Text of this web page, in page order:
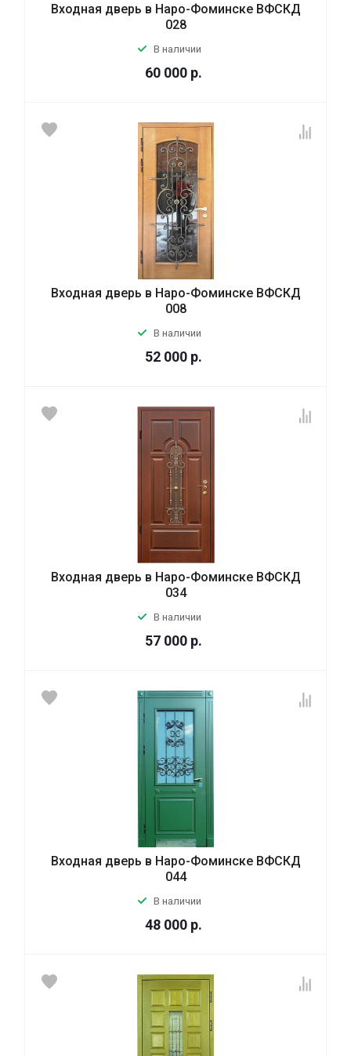
Входная дверь в Наро-Фоминске ВФСКД
028
В наличии
60 000 р.
Входная дверь в Наро-Фоминске ВФСКД
008
В наличии
52 000 р.
Входная дверь в Наро-Фоминске ВФСКД
034
В наличии
57 000 р.
Входная дверь в Наро-Фоминске ВФСКД
044
В наличии
48 000 р.